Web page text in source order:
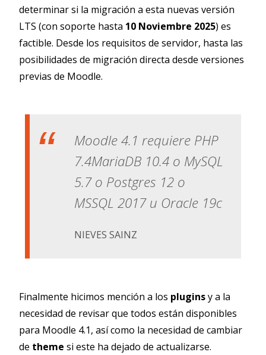
determinar si la migración a esta nuevas versión
LTS (con soporte hasta 10 Noviembre 2025) es
factible. Desde los requisitos de servidor, hasta las
posibilidades de migración directa desde versiones
previas de Moodle.
Moodle 4.1 requiere PHP
7.4MariaDB 10.4 o MySQL
5.7 o Postgres 12 o
MSSQL 2017 u Oracle 19c
NIEVES SAINZ
Finalmente hicimos mención a los pluginsy a la
necesidad de revisar que todos están disponibles
para Moodle 4.1, así como la necesidad de cambiar
de theme si este ha dejado de actualizarse.